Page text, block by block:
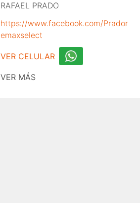
RAFAEL PRADO
https://www.facebook.com/Prador
emaxselect
VER CELULAR
VER MÁS